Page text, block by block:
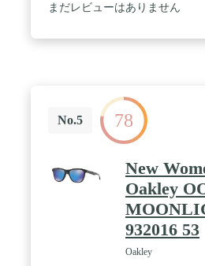
まだレビューはありません
No.5 78
New
Oakley
932016 53
Oakley